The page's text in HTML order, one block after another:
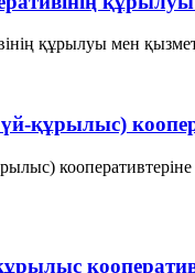
құрылуы мен
құрылыс)